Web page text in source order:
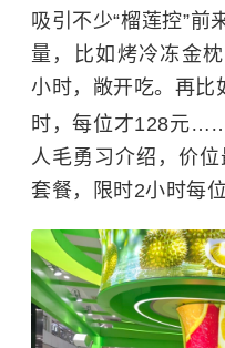
吸引不少“榴莲控”前
量，比如烤冷冻金
小时，敞开吃。再比
时，每位才128元
人毛勇习介绍，价
套餐，限时2小时每位